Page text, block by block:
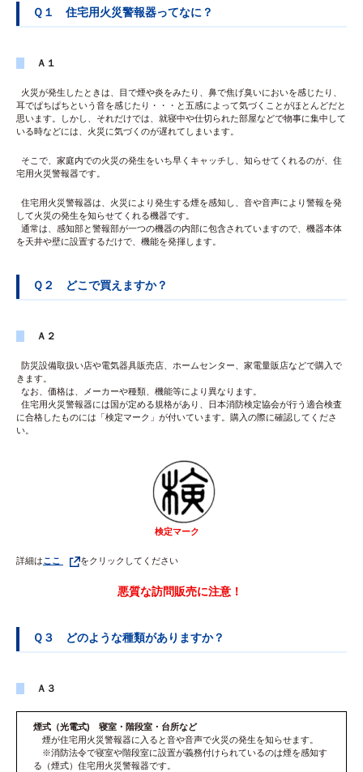
Ｑ１ 住宅用火災警報器ってなに？
Ａ１
火災が発生したときは、目で煙や炎をみたり、鼻で焦げ臭いにおいを感じたり、
耳でぱちぱちという音を感じたり・・・と五感によって気づくことがほとんどだと
思います。しかし、それだけでは、就寝中や仕切られた部屋などで物事に集中して
いる時などには、火災に気づくのが遅れてしまいます。
そこで、家庭内での火災の発生をいち早くキャッチし、知らせてくれるのが、住
宅用火災警報器です。
住宅用火災警報器は、火災により発生する煙を感知し、音や音声により警報を発
して火災の発生を知らせてくれる機器です。
通常は、感知部と警報部が一つの機器の内部に包含されていますので、機器本体
を天井や壁に設置するだけで、機能を発揮します。
Ｑ２ どこで買えますか？
Ａ２
防災設備取扱い店や電気器具販売店、ホームセンター、家電量販店などで購入で
きます。
なお、価格は、メーカーや種類、機能等により異なります。
住宅用火災警報器には国が定める規格があり、日本消防検定協会が行う適合検査
に合格したものには「検定マーク」が付いています。購入の際に確認してくださ
い。
検定マーク
詳細はここ をクリックしてください
悪質な訪問販売に注意！
Ｑ３ どのような種類がありますか？
Ａ３
煙式（光電式) 寝室・階段室・台所など
煙が住宅用火災警報器に入ると音や音声で火災の発生を知らせます。
※消防法令で寝室や階段室に設置が義務付けられているのは煙を感知す
る（煙式）住宅用火災警報器です。